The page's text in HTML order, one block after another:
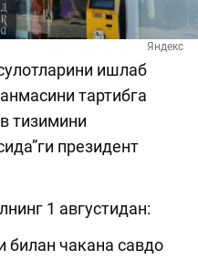
Яндекс
ишлаб
тартибга
тизимини
президент
1 августидан:
билан чакана савдо